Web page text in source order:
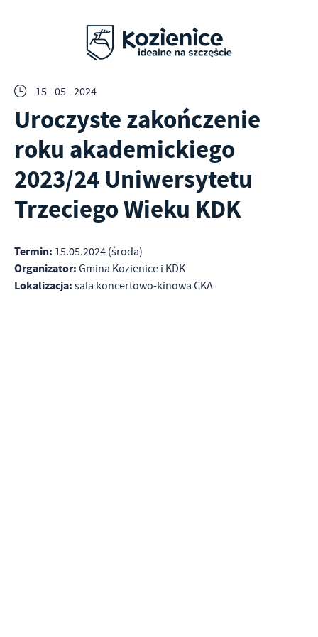
15 - 05 - 2024
Uroczyste zakończenie
roku akademickiego
2023/24 Uniwersytetu
Trzeciego Wieku KDK
Termin: 15.05.2024 (środa)
Organizator: Gmina Kozienice i KDK
Lokalizacja: sala koncertowo-kinowa CKA